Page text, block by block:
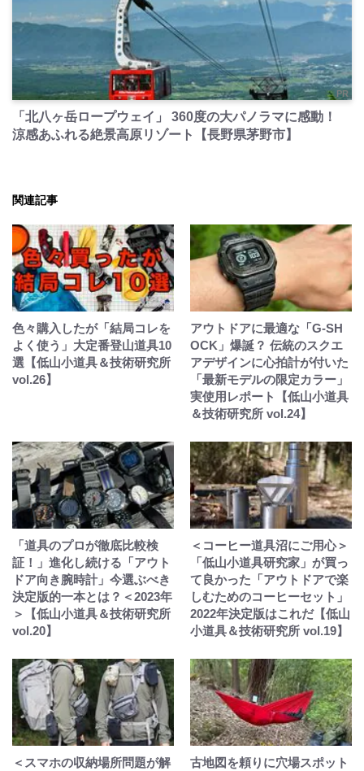
PR
「北八ヶ岳ロープウェイ」 360度の大パノラマに感動！
涼感あふれる絶景高原リゾート【長野県茅野市】
関連記事
色々購入したが「結局コレを
よく使う」大定番登山道具10
選【低山小道具＆技術研究所
vol.26】
アウトドアに最適な「G-SH
OCK」爆誕？ 伝統のスクエ
アデザインに心拍計が付いた
「最新モデルの限定カラー」
実使用レポート【低山小道具
＆技術研究所 vol.24】
「道具のプロが徹底比較検
証！」進化し続ける「アウト
ドア向き腕時計」今選ぶべき
決定版的一本とは？＜2023年
＞【低山小道具＆技術研究所
vol.20】
＜コーヒー道具沼にご用心＞
「低山小道具研究家」が買っ
て良かった「アウトドアで楽
しむためのコーヒーセット」
2022年決定版はこれだ【低山
小道具＆技術研究所 vol.19】
＜スマホの収納場所問題が解
古地図を頼りに穴場スポット